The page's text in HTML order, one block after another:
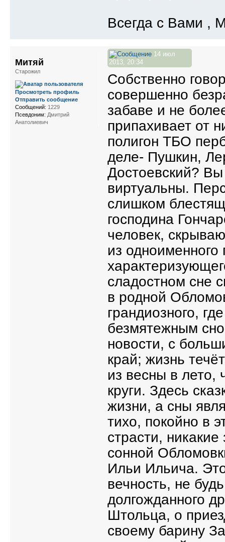
Всегда с Вами ,
14 июл
2013, 20:34
Собственно
совершенно
забаве и не
припахивает от
полигон ТБО
деле- Пушкин,
Достоевский?
виртуальны.
слишком
господина
человек,
из
сладостном сне
в родной
грандиозного,
безмятежным
новости, с
край; жизнь
из весны в лето,
круги. Здесь
жизни, а сны
тихо, покойно в
страсти,
сонной
Ильи Ильича.
вечность, не
долгожданного
Штольца, о
своему барину
Митяй
Старожил
Просмотреть профиль
Отправить сообщение
Сообщений: 1229
Псевдоним: Дмитрий
Анатолиевич